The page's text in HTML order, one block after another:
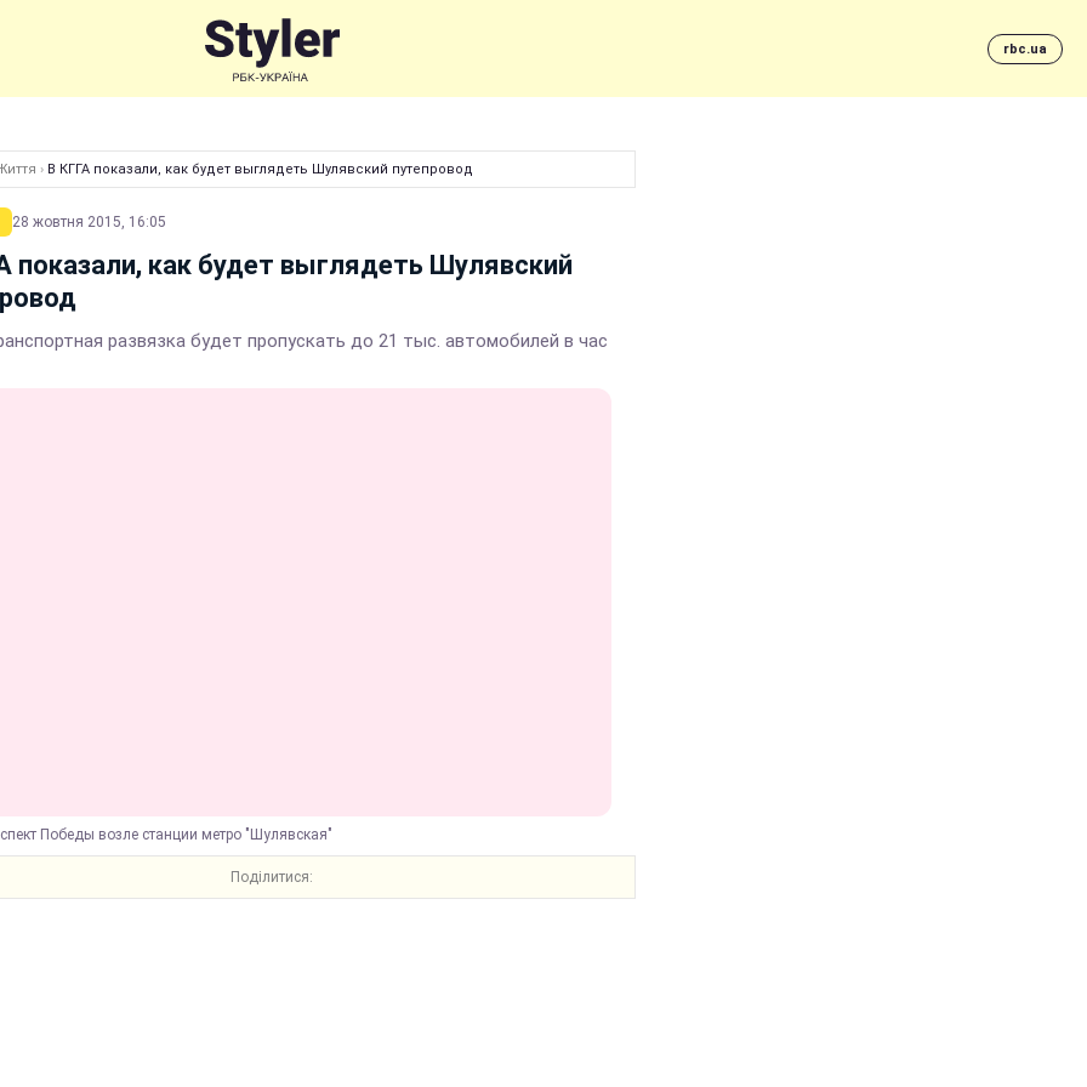
rbc.ua
› В КГГА показали, как будет выглядеть Шулявский путепровод
28 жовтня 2015, 16:05
показали, как будет выглядеть Шулявский
развязка будет пропускать до 21 тыс. автомобилей в час
Победы возле станции метро "Шулявская"
Поділитися: